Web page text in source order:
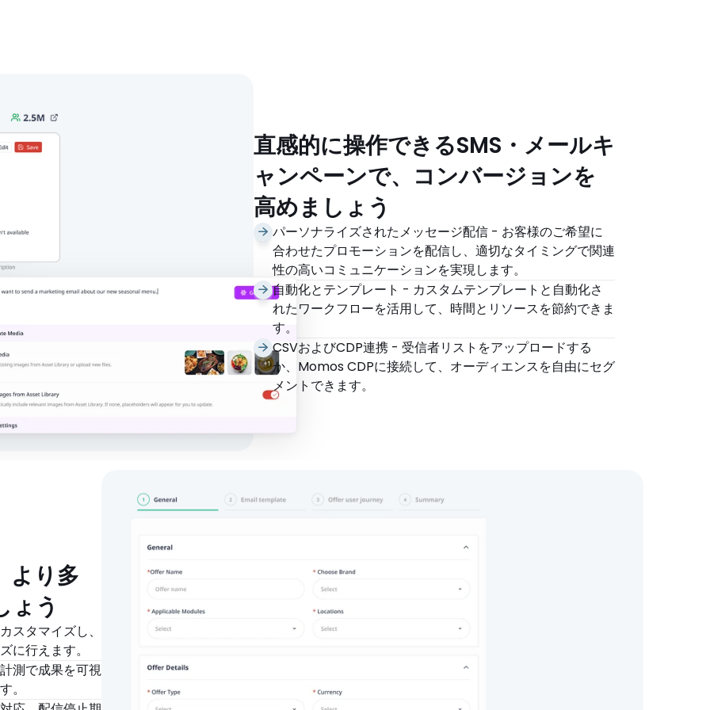
直感的に操作できるSMS・メールキ
ャンペーンで、コンバージョンを
高めましょう
パーソナライズされたメッセージ配信 - お客様のご希望に
合わせたプロモーションを配信し、適切なタイミングで関連
性の高いコミュニケーションを実現します。
自動化とテンプレート - カスタムテンプレートと自動化さ
れたワークフローを活用して、時間とリソースを節約できま
す。
CSVおよびCDP連携 - 受信者リストをアップロードする
か、Momos CDPに接続して、オーディエンスを自由にセグ
メントできます。
より多
ょう
スタマイズし、
に行えます。
測で成果を可視
。